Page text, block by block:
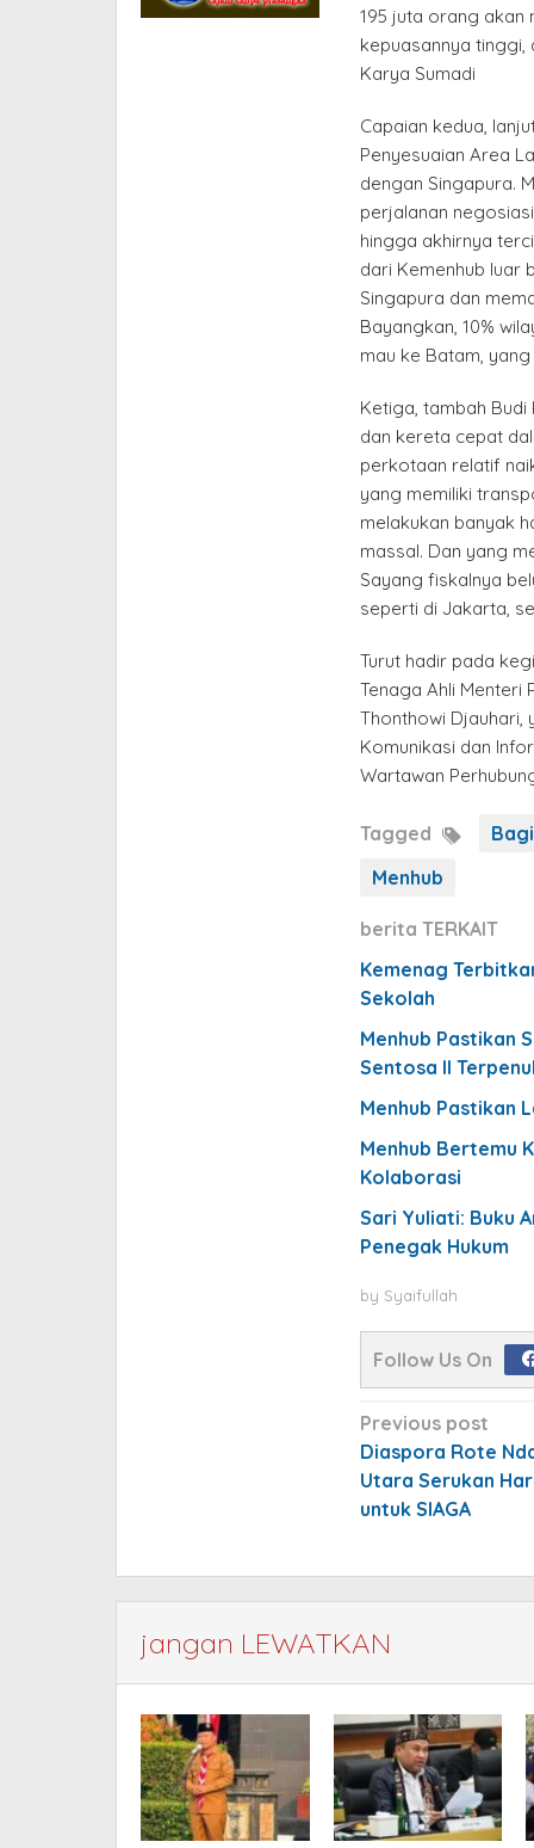
195 juta orang akan
kepuasannya tinggi,
Karya Sumadi
Capaian kedua,
Penyesuaian Area
dengan Singapura.
perjalanan
hingga akhirnya
dari Kemenhub luar
Singapura dan
Bayangkan, 10%
mau ke Batam,
Ketiga, tambah
dan kereta cepat
perkotaan relatif
yang memiliki
melakukan banyak
massal. Dan yang
Sayang fiskalnya
seperti di Jakarta,
Turut hadir pada
Tenaga Ahli Menteri
Thonthowi Djauhari,
Komunikasi dan
Wartawan
Tagged
Menhub
berita TERKAIT
Kemenag
Sekolah
Menhub Pastikan
Sentosa II
Menhub Pastikan
Menhub Bertemu
Kolaborasi
Sari Yuliati: Buku
Penegak Hukum
by Syaifullah
Follow Us On
Post
navigation
Previous post
Diaspora Rote
Utara Serukan
untuk SIAGA
jangan LEWATKAN